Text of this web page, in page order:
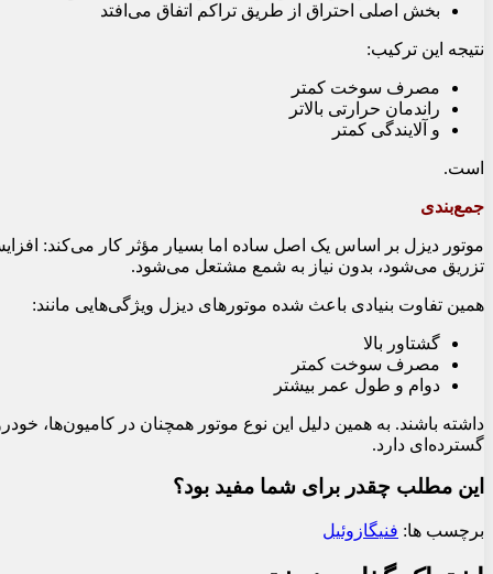
بخش اصلی احتراق از طریق تراکم اتفاق می‌افتد
نتیجه این ترکیب:
مصرف سوخت کمتر
راندمان حرارتی بالاتر
و آلایندگی کمتر
است.
جمع‌بندی
موتور دیزل بر اساس یک اصل ساده اما بسیار مؤثر کار می‌کند:
تزریق می‌شود، بدون نیاز به شمع مشتعل می‌شود.
همین تفاوت بنیادی باعث شده موتورهای دیزل ویژگی‌هایی مانند:
گشتاور بالا
مصرف سوخت کمتر
دوام و طول عمر بیشتر
داشته باشند. به همین دلیل این نوع موتور همچنان در کامیون‌ها،
گسترده‌ای دارد.
این مطلب چقدر برای شما مفید بود؟
برچسب ها: فنیگازوئیل